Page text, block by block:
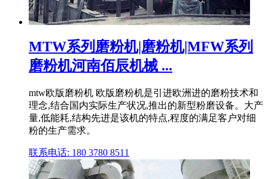
MTW系列磨粉机|磨粉机|MFW系列
磨粉机河南佰辰机械 ...
mtw欧版磨粉机 欧版磨粉机是引进欧洲进的磨粉技术和
理念,结合国内实际生产状况,推出的新型粉磨设备。大产
量,低能耗,结构先进是该机的特点,程度的满足客户对细
粉的生产需求。
联系电话: 180 3780 8511